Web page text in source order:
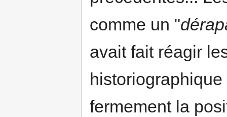
comme un "
avait fait réagir
fermement la